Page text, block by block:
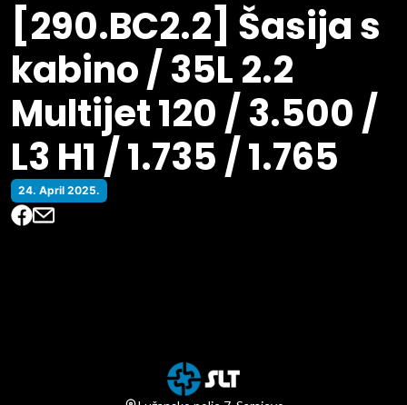
[290.BC2.2] Šasija s
kabino / 35L 2.2
Multijet 120 / 3.500 /
L3 H1 / 1.735 / 1.765
24. April 2025.